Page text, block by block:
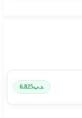
.د.ب6.825